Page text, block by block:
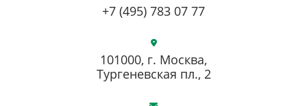
+7 (495) 783 07 77
101000, г. Москва,
Тургеневская пл., 2